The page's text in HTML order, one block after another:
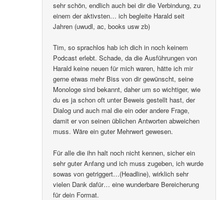
sehr schön, endlich auch bei dir die Verbindung, zu
einem der aktivsten… ich begleite Harald seit
Jahren (uwudl, ac, books usw zb)
Tim, so sprachlos hab ich dich in noch keinem
Podcast erlebt. Schade, da die Ausführungen von
Harald keine neuen für mich waren, hätte ich mir
gerne etwas mehr Biss von dir gewünscht, seine
Monologe sind bekannt, daher um so wichtiger, wie
du es ja schon oft unter Beweis gestellt hast, der
Dialog und auch mal die ein oder andere Frage,
damit er von seinen üblichen Antworten abweichen
muss. Wäre ein guter Mehrwert gewesen.
Für alle die ihn halt noch nicht kennen, sicher ein
sehr guter Anfang und ich muss zugeben, ich wurde
sowas von getriggert…(Headline), wirklich sehr
vielen Dank dafür… eine wunderbare Bereicherung
für dein Format.